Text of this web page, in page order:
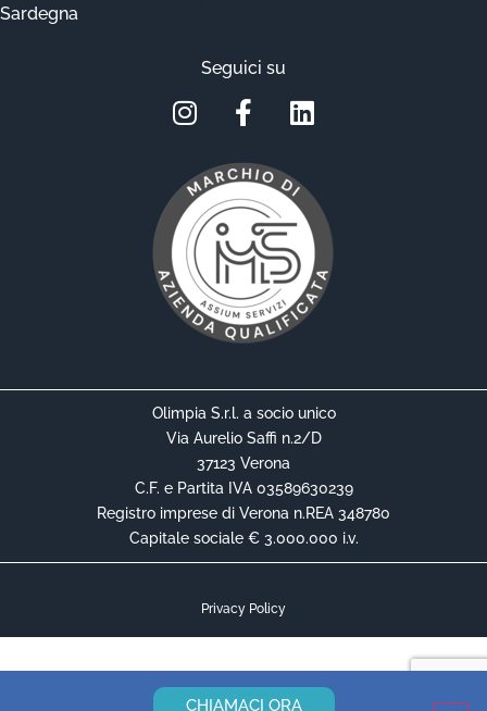
Sardegna
Seguici su
Olimpia S.r.l. a socio unico
Via Aurelio Saffi n.2/D
37123 Verona
C.F. e Partita IVA 03589630239
Registro imprese di Verona n.REA 348780
Capitale sociale € 3.000.000 i.v.
Privacy Policy
CHIAMACI ORA